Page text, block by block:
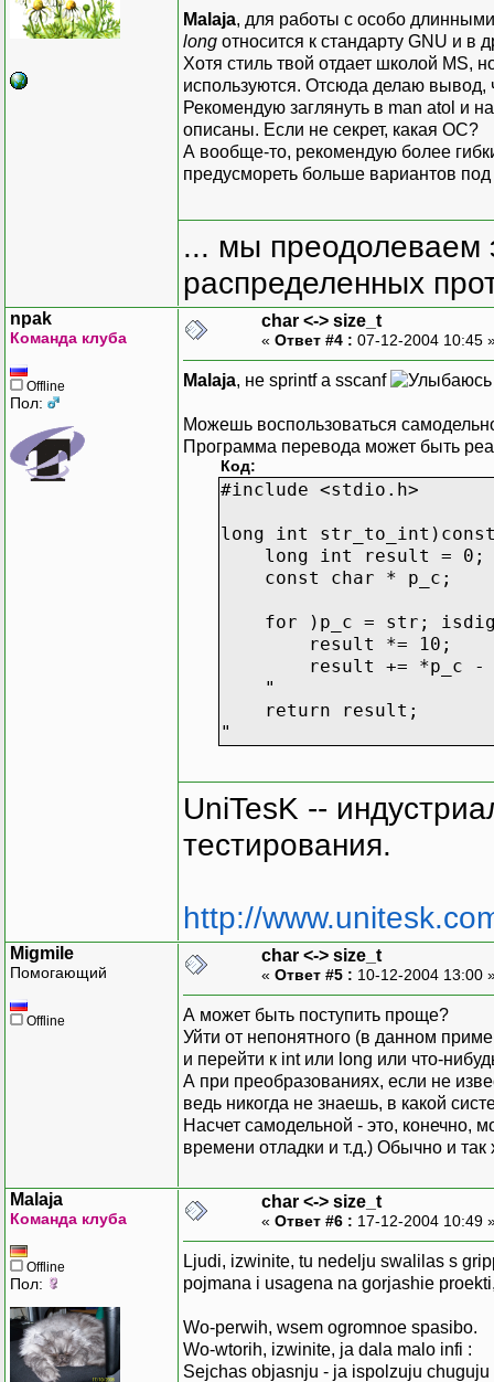
Malaja, для работы с особо
long относится к стандарту GNU и в
Хотя стиль твой отдает школой MS,
используются. Отсюда делаю вывод,
Рекомендую заглянуть в man atol и
описаны. Если не секрет, какая ОС?
А вообще-то, рекомендую более
предусмореть больше вариантов
... мы преодолеваем
распределенных
npak
Команда клуба
Offline
Пол:
char <-> size_t
« Ответ #4 : 07-12-2004 10:45
Malaja, не sprintf а sscanf
Можешь воспользоваться
Программа перевода может быть
Код:
#include <stdio.h>
long int
long int result = 0;
const char * p_c;
for )p_c = str;
result *= 10;
result += *p_c -
"
return result;
"
UniTesK --
тестирования.
http://
Migmile
Помогающий
Offline
char <-> size_t
« Ответ #5 : 10-12-2004 13:00
А может быть поступить проще?
Уйти от непонятного (в данном
и перейти к int или long или что-
А при преобразованиях, если не
ведь никогда не знаешь, в какой
Насчет самодельной - это, конечно,
времени отладки и т.д.) Обычно и так
Malaja
Команда клуба
Offline
Пол:
char <-> size_t
« Ответ #6 : 17-12-2004 10:49
Ljudi, izwinite, tu nedelju swalilas s
pojmana i usagena na gorjashie
Wo-perwih, wsem ogromnoe spasibo.
Wo-wtorih, izwinite, ja dala malo infi :
Sejchas objasnju - ja ispolzuju